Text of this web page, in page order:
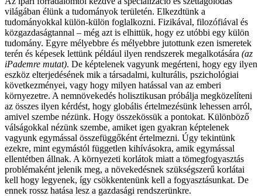
világában élünk a tudományok területén. Elkezdtünk a
tudományokkal külön-külön foglalkozni. Fizikával, filozófiával és
közgazdaságtannal – még azt is elhittük, hogy ez utóbbi egy külön
tudomány. Egyre mélyebbre és mélyebbre jutottunk ezen ismeretek
terén és képesek lettünk például ilyen rendszerek megalkotására (az
iPademre mutat). De képtelenek vagyunk megérteni, hogy egy ilyen
eszköz elterjedésének mik a társadalmi, kulturális, pszichológiai
következményei, vagy hogy milyen hatással van az emberi
környezetre. A nemnövekedés holisztikusan próbálja megközelíteni
az összes ilyen kérdést, hogy globális értelmezésünk lehessen arról,
amivel szembe nézünk. Hogy összekössük a pontokat. Különböző
válságokkal nézünk szembe, amiket igen gyakran képtelenek
vagyunk egymással összefüggőként értelmezni. Úgy tekintünk
ezekre, mint egymástól független kihívásokra, amik egymással
ellentétben állnak. A környezeti korlátok miatt a tömegfogyasztás
problémaként jelenik meg, a növekedésnek szükségszerű korlátai
kell hogy legyenek, így csökkentenünk kell a fogyasztásunkat. De
ennek rossz hatása lesz a gazdasági rendszerünkre.